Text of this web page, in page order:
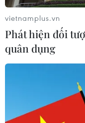
03/01/2026 07:27
vietnamplus.vn
Phát hiện đối
quân dụng